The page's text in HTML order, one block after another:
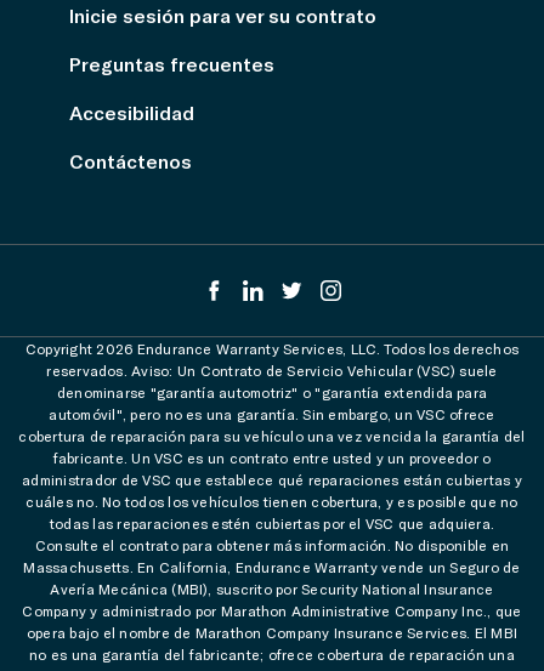
Inicie sesión para ver su contrato
Preguntas frecuentes
Accesibilidad
Contáctenos
Copyright 2026 Endurance Warranty Services, LLC. Todos los derechos
reservados. Aviso: Un Contrato de Servicio Vehicular (VSC) suele
denominarse "garantía automotriz" o "garantía extendida para
automóvil", pero no es una garantía. Sin embargo, un VSC ofrece
cobertura de reparación para su vehículo una vez vencida la garantía del
fabricante. Un VSC es un contrato entre usted y un proveedor o
administrador de VSC que establece qué reparaciones están cubiertas y
cuáles no. No todos los vehículos tienen cobertura, y es posible que no
todas las reparaciones estén cubiertas por el VSC que adquiera.
Consulte el contrato para obtener más información. No disponible en
Massachusetts. En California, Endurance Warranty vende un Seguro de
Avería Mecánica (MBI), suscrito por Security National Insurance
Company y administrado por Marathon Administrative Company Inc., que
opera bajo el nombre de Marathon Company Insurance Services. El MBI
no es una garantía del fabricante; ofrece cobertura de reparación una